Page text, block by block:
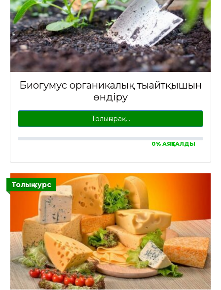
Биогумус органикалық тыңайтқышын
өндіру
Толығырақ…
0% АЯҚТАЛДЫ
Толық курс